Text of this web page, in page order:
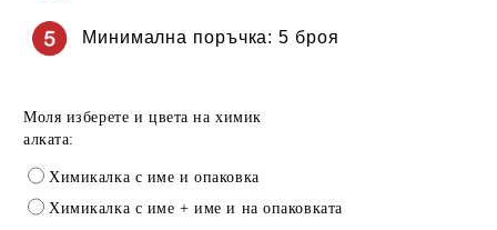
Минимална поръчка: 5 броя
Моля изберете и цвета на химик
алката:
Химикалка с име и опаковка
Химикалка с име + име и на опаковката